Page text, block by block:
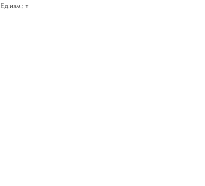
Ед.изм.: т